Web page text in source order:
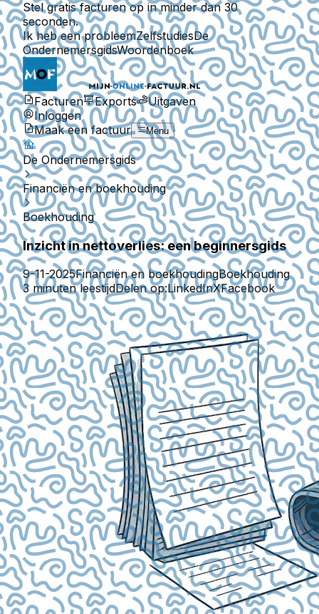
Stel gratis facturen op in minder dan 30
seconden.
Ik heb een probleemZelfstudiesDe
OndernemersgidsWoordenboek
Facturen Exports
Uitgaven
Inloggen
Maak een factuur
Menu
De Ondernemersgids
Financiën en boekhouding
Boekhouding
Inzicht in nettoverlies: een beginnersgids
9-11-2025Financiën en boekhoudingBoekhouding
3 minuten leestijdDelen op:LinkedInXFacebook